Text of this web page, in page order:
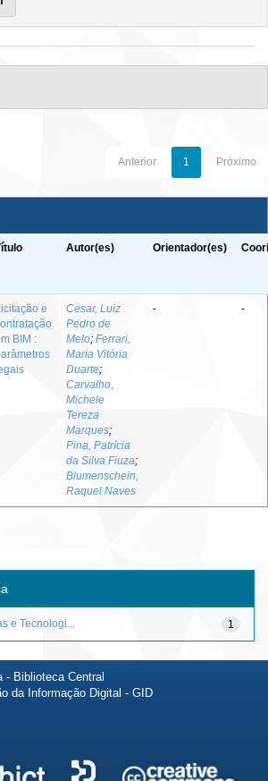
Anterior 1 Próximo
Autor(es) Orientador(es)
e
BIM :
Cesar, Luiz
Pedro de
Melo; Ferrari,
Maria Vitória
Duarte;
Carvalho,
Michele
Tereza
Marques;
Pina, Patrícia
da Silva Fiuza;
Blumenschein,
Raquel Naves
- -
1
e Tecnologi...
- Biblioteca Central
da Informação Digital - GID